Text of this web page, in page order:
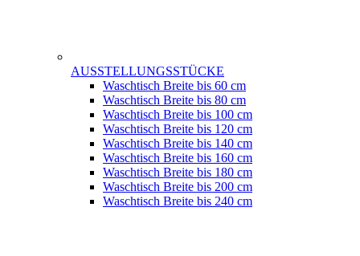
AUSSTELLUNGSSTÜCKE
Waschtisch Breite bis 60 cm
Waschtisch Breite bis 80 cm
Waschtisch Breite bis 100 cm
Waschtisch Breite bis 120 cm
Waschtisch Breite bis 140 cm
Waschtisch Breite bis 160 cm
Waschtisch Breite bis 180 cm
Waschtisch Breite bis 200 cm
Waschtisch Breite bis 240 cm